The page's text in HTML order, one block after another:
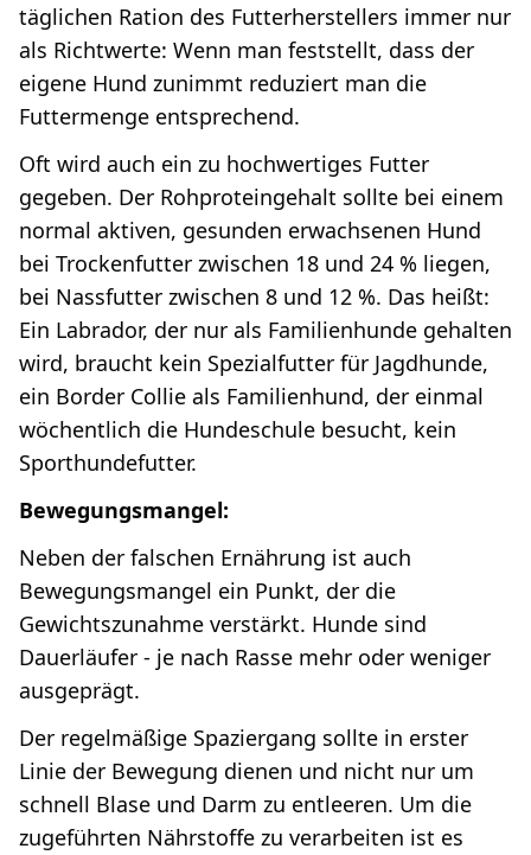
täglichen Ration des Futterherstellers immer nur
als Richtwerte: Wenn man feststellt, dass der
eigene Hund zunimmt reduziert man die
Futtermenge entsprechend.
Oft wird auch ein zu hochwertiges Futter
gegeben. Der Rohproteingehalt sollte bei einem
normal aktiven, gesunden erwachsenen Hund
bei Trockenfutter zwischen 18 und 24 % liegen,
bei Nassfutter zwischen 8 und 12 %. Das heißt:
Ein Labrador, der nur als Familienhunde gehalten
wird, braucht kein Spezialfutter für Jagdhunde,
ein Border Collie als Familienhund, der einmal
wöchentlich die Hundeschule besucht, kein
Sporthundefutter.
Bewegungsmangel:
Neben der falschen Ernährung ist auch
Bewegungsmangel ein Punkt, der die
Gewichtszunahme verstärkt. Hunde sind
Dauerläufer - je nach Rasse mehr oder weniger
ausgeprägt.
Der regelmäßige Spaziergang sollte in erster
Linie der Bewegung dienen und nicht nur um
schnell Blase und Darm zu entleeren. Um die
zugeführten Nährstoffe zu verarbeiten ist es